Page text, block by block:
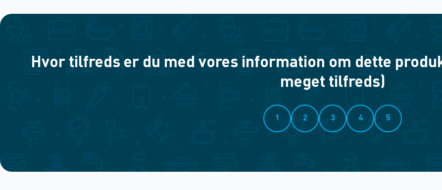
Hvor tilfreds er du med vores information om dette
meget tilfreds)
1 2 3 4 5